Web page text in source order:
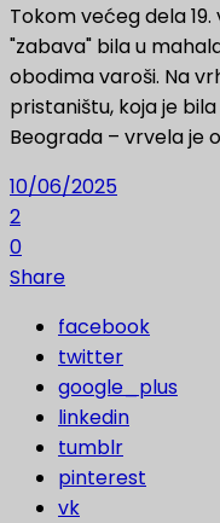
Tokom većeg dela
"zabava" bila u
obodima varoši. Na
pristaništu, koja je
Beograda – vrvela je
10/06/2025
2
0
Share
facebook
twitter
google_plus
linkedin
tumblr
pinterest
vk